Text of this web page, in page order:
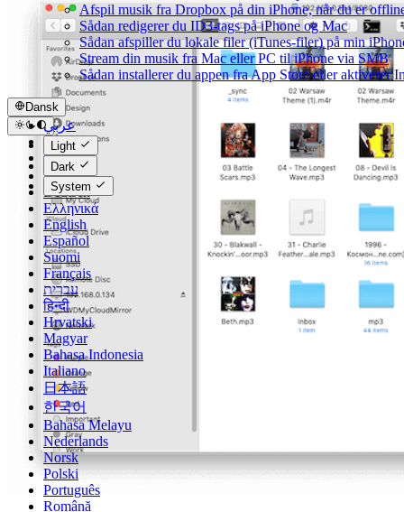
Afspil musik fra Dropbox på din iPhone, når du er
Sådan redigerer du ID3-tags på iPhone og Mac
Sådan afspiller du lokale filer (iTunes-filer) på min
Stream din musik fra Mac eller PC til iPhone via SMB
Sådan installerer du appen fra App Store eller
Dansk
عربي
Català
Čeština
Dansk
Deutsch
Ελληνικά
English
Español
Suomi
Français
עברית
हिन्दी
Hrvatski
Magyar
Bahasa Indonesia
Italiano
日本語
한국어
Bahasa Melayu
Nederlands
Norsk
Polski
Português
Română
Light
Dark
System